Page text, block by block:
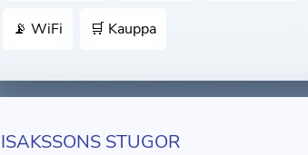
📡 WiFi 🛒 Kauppa
ISAKSSONS STUGOR